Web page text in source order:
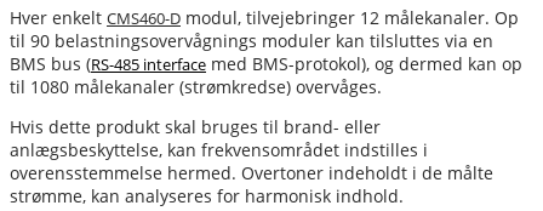
Hver enkelt CMS460-D modul, tilvejebringer 12 målekanaler. Op
til 90 belastningsovervågnings moduler kan tilsluttes via en
BMS bus (RS-485 interface med BMS-protokol), og dermed kan op
til 1080 målekanaler (strømkredse) overvåges.
Hvis dette produkt skal bruges til brand- eller
anlægsbeskyttelse, kan frekvensområdet indstilles i
overensstemmelse hermed. Overtoner indeholdt i de målte
strømme, kan analyseres for harmonisk indhold.